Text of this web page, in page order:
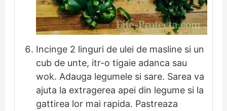
Incinge 2 linguri de ulei de masline si un
cub de unte, itr-o tigaie adanca sau
wok. Adauga legumele si sare. Sarea va
ajuta la extragerea apei din legume si la
gattirea lor mai rapida. Pastreaza